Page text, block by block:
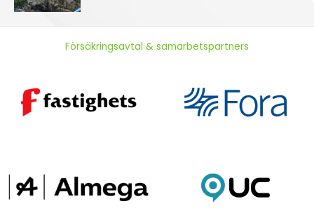
Försäkringsavtal & samarbetspartners